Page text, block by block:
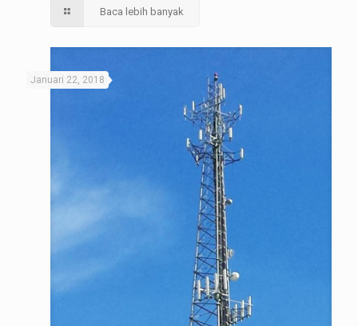
Baca lebih banyak
Januari 22, 2018